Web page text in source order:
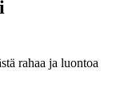
rahaa ja luontoa